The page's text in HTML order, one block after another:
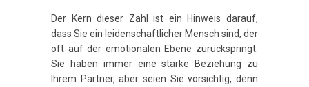
Der Kern dieser Zahl ist ein Hinweis darauf,
dass Sie ein leidenschaftlicher Mensch sind, der
oft auf der emotionalen Ebene zurückspringt.
Sie haben immer eine starke Beziehung zu
Ihrem Partner, aber seien Sie vorsichtig, denn